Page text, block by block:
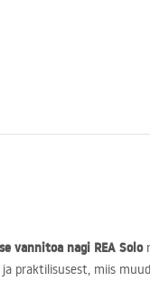
vannitoa nagi REA Solo
praktilisusest, miis